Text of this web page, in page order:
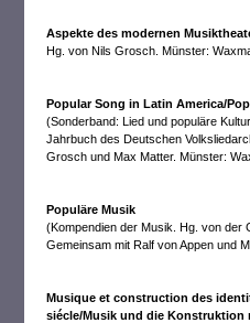
Aspekte des modernen
Hg. von Nils Grosch. Münster:
Popular Song in Latin America/
(Sonderband: Lied und populäre
Jahrbuch des Deutschen
Grosch und Max Matter. Münster:
Populäre Musik
(Kompendien der Musik. Hg. von der
Gemeinsam mit Ralf von Appen und
Musique et construction des
siécle/Musik und die Konstruktion